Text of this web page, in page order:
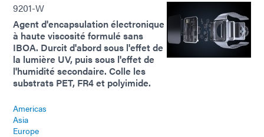
9201-W
Agent d'encapsulation électronique
à haute viscosité formulé sans
IBOA. Durcit d'abord sous l'effet de
la lumière UV, puis sous l'effet de
l'humidité secondaire. Colle les
substrats PET, FR4 et polyimide.
Americas
Asia
Europe